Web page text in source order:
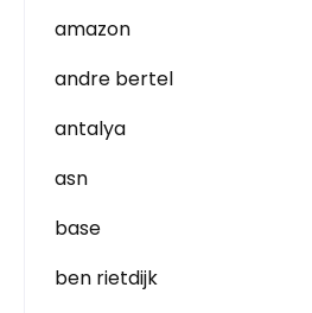
amazon
andre bertel
antalya
asn
base
ben rietdijk